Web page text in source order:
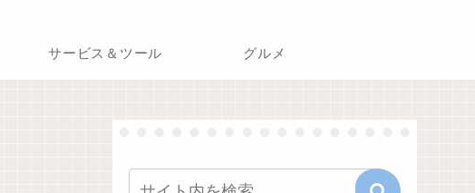
サービス＆ツール グルメ